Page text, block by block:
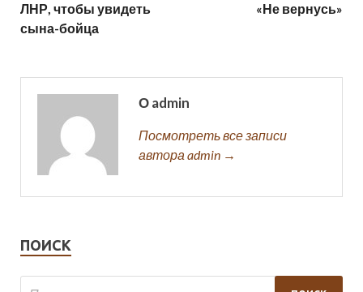
ЛНР, чтобы увидеть
сына-бойца
«Не вернусь»
О admin
Посмотреть все записи
автора admin →
ПОИСК